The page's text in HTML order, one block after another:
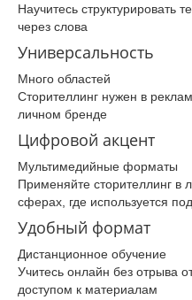
Научитесь структурировать
через слова
Универсальность
Много областей
Сторителлинг нужен в
личном бренде
Цифровой акцент
Мультимедийные форматы
Применяйте сторителлинг в
сферах, где используется
Удобный формат
Дистанционное обучение
Учитесь онлайн без отрыва
доступом к материалам